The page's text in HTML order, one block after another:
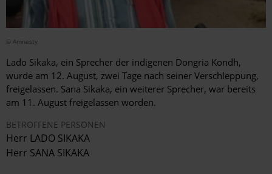
© Amnesty
Lado Sikaka, ein Sprecher der indigenen Dongria Kondh,
wurde am 12. August, zwei Tage nach seiner Verschleppung,
freigelassen. Sana Sikaka, ein weiterer Sprecher, war bereits
am 11. August freigelassen worden.
BETROFFENE PERSONEN
Herr LADO SIKAKA
Herr SANA SIKAKA